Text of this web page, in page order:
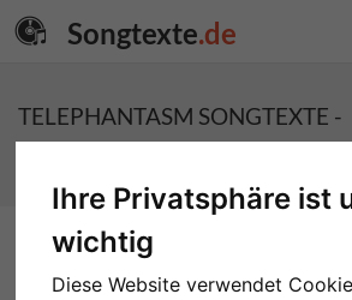
Ihre Privatsphäre ist
wichtig
Diese Website verwendet
Songtexte.de
TELEPHANTASM SONGTEXTE -